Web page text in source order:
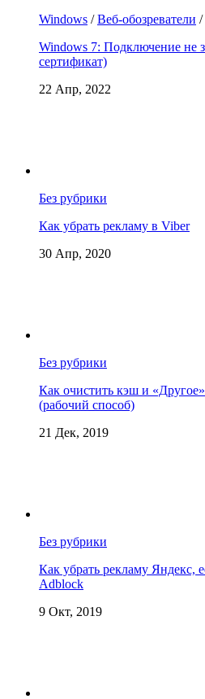
Windows /Веб-обозреватели /
Windows 7: Подключение не
сертификат)
22 Апр, 2022
Без рубрики
Как убрать рекламу в Viber
30 Апр, 2020
Без рубрики
Как очистить кэш и
(рабочий способ)
21 Дек, 2019
Без рубрики
Как убрать рекламу Яндекс,
Adblock
9 Окт, 2019